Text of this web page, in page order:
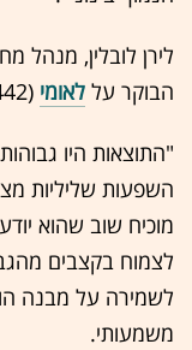
הבוקר על לאומי (7442).
"התוצאות היו
השפעות שליליות
מוכיח שוב שהוא
לצמוח בקצבים
לשמירה על מבנה
משמעותי.